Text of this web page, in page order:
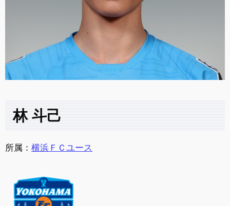
林 斗己
所属： 横浜ＦＣユース